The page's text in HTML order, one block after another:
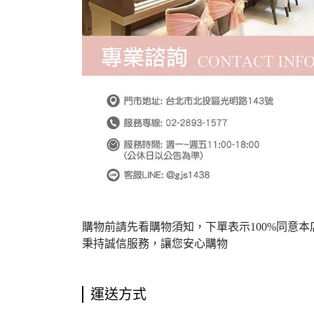
購物前請先看購物須知，下單表示100%同意本
秉持誠信服務，讓您安心購物
運送方式